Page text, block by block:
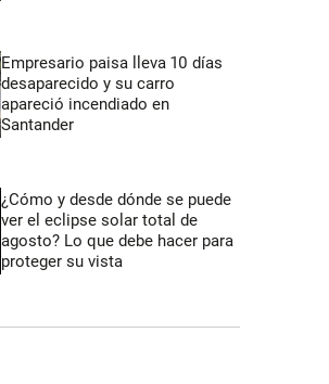
Empresario paisa lleva 10 días
desaparecido y su carro
apareció incendiado en
Santander
¿Cómo y desde dónde se puede
ver el eclipse solar total de
agosto? Lo que debe hacer para
proteger su vista